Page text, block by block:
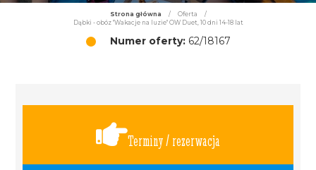
Strona główna / Oferta
/
Dąbki - obóz "Wakacje na luzie" OW Duet, 10 dni 14-18 lat
Numer oferty:62/18167
Terminy / rezerwacja